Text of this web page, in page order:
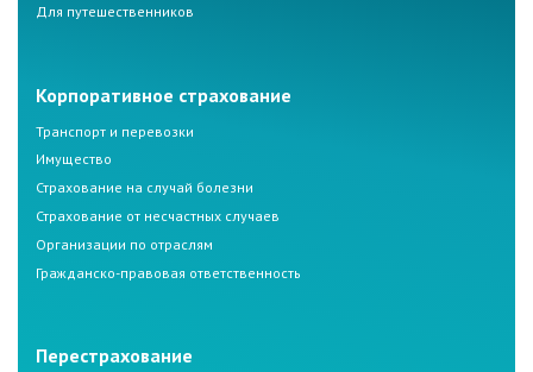
Для путешественников
Корпоративное страхование
Транспорт и перевозки
Имущество
Страхование на случай болезни
Страхование от несчастных случаев
Организации по отраслям
Гражданско-правовая ответственность
Перестрахование